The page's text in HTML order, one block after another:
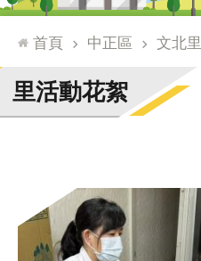
台
通
臺
北
市
首頁 中正區 文北里
里活動花絮